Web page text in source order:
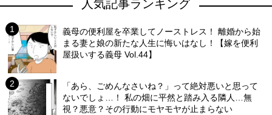
人気記事ランキング
義母の便利屋を卒業してノーストレス！ 離婚から始
まる妻と娘の新たな人生に悔いはなし！【嫁を便利
屋扱いする義母 Vol.44】
「あら、ごめんなさいね？」って絶対悪いと思って
ないでしょ…！ 私の畑に平然と踏み入る隣人…無
視？悪意？その行動にモヤモヤが止まらない